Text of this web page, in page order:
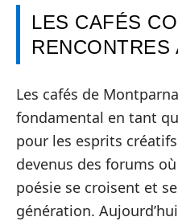
LES CAFÉS
Les cafés de
fondamental en tant
pour les esprits
devenus des forums
poésie se croisent et
génération.